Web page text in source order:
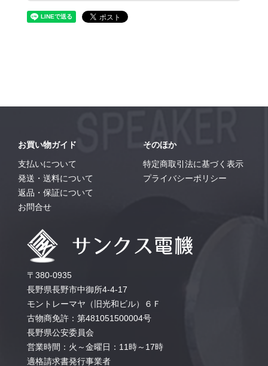
お買い物ガイド
支払いについて
発送・送料について
返品・保証について
お問合せ
そのほか
特定商取引法に基づく表示
プライバシーポリシー
〒380-0935
長野県長野市中御所4-4-17
モントレーマヤ（旧光和ビル）６Ｆ
古物商免許：第481051500004号
長野県公安委員会
営業時間：火～金曜日：11時～17時
適格請求書発行事業者